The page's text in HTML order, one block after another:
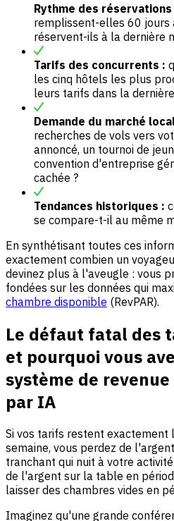
Rythme des réservations
remplissent-elles 60 jours
réservent-ils à la dernière
Tarifs des concurrents :
les cinq hôtels les plus
leurs tarifs dans la
Demande du marché
recherches de vols vers
annoncé, un tournoi de
convention d'entreprise
cachée ?
Tendances historiques :
se compare-t-il au même
En synthétisant toutes ces
exactement combien un
devinez plus à l'aveugle : vous
fondées sur les données qui
chambre disponible (RevPAR).
Le défaut fatal des
et pourquoi vous
système de
par IA
Si vos tarifs restent exactement
semaine, vous perdez de
tranchant qui nuit à votre
de l'argent sur la table en
laisser des chambres vides en
Imaginez qu'une grande